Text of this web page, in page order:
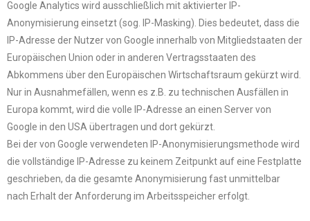
Google Analytics wird ausschließlich mit aktivierter IP-
Anonymisierung einsetzt (sog. IP-Masking). Dies bedeutet, dass die
IP-Adresse der Nutzer von Google innerhalb von Mitgliedstaaten der
Europäischen Union oder in anderen Vertragsstaaten des
Abkommens über den Europäischen Wirtschaftsraum gekürzt wird.
Nur in Ausnahmefällen, wenn es z.B. zu technischen Ausfällen in
Europa kommt, wird die volle IP-Adresse an einen Server von
Google in den USA übertragen und dort gekürzt.
Bei der von Google verwendeten IP-Anonymisierungsmethode wird
die vollständige IP-Adresse zu keinem Zeitpunkt auf eine Festplatte
geschrieben, da die gesamte Anonymisierung fast unmittelbar
nach Erhalt der Anforderung im Arbeitsspeicher erfolgt.